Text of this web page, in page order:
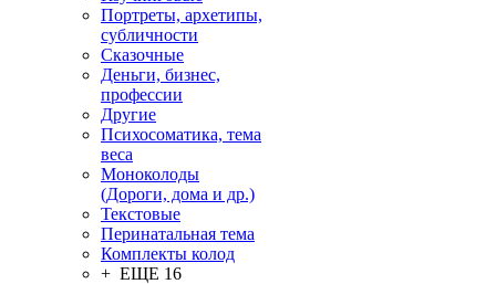
Портреты, архетипы,
субличности
Сказочные
Деньги, бизнес,
профессии
Другие
Психосоматика, тема
веса
Моноколоды
(Дороги, дома и др.)
Текстовые
Перинатальная тема
Комплекты колод
+ ЕЩЕ 16